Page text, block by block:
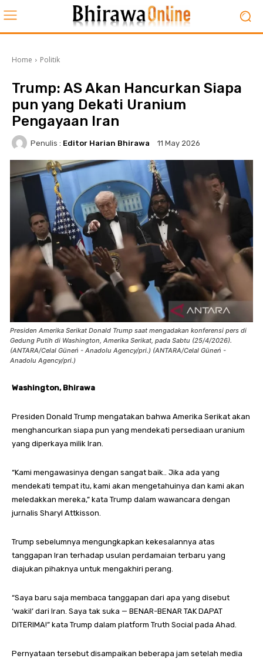
Home Politik
Trump: AS Akan Hancurkan Siapa
pun yang Dekati Uranium
Pengayaan Iran
Penulis : Editor Harian Bhirawa 11 May 2026
Presiden Amerika Serikat Donald Trump saat mengadakan konferensi pers di
Gedung Putih di Washington, Amerika Serikat, pada Sabtu (25/4/2026).
(ANTARA/Celal Güneń - Anadolu Agency/pri.) (ANTARA/Celal Güneń -
Anadolu Agency/pri.)
Washington, Bhirawa
Presiden Donald Trump mengatakan bahwa Amerika Serikat akan
menghancurkan siapa pun yang mendekati persediaan uranium
yang diperkaya milik Iran.
“Kami mengawasinya dengan sangat baik.. Jika ada yang
mendekati tempat itu, kami akan mengetahuinya dan kami akan
meledakkan mereka,” kata Trump dalam wawancara dengan
jurnalis Sharyl Attkisson.
Trump sebelumnya mengungkapkan kekesalannya atas
tanggapan Iran terhadap usulan perdamaian terbaru yang
diajukan pihaknya untuk mengakhiri perang.
“Saya baru saja membaca tanggapan dari apa yang disebut
‘wakil’ dari Iran. Saya tak suka — BENAR-BENAR TAK DAPAT
DITERIMA!” kata Trump dalam platform Truth Social pada Ahad.
Pernyataan tersebut disampaikan beberapa jam setelah media